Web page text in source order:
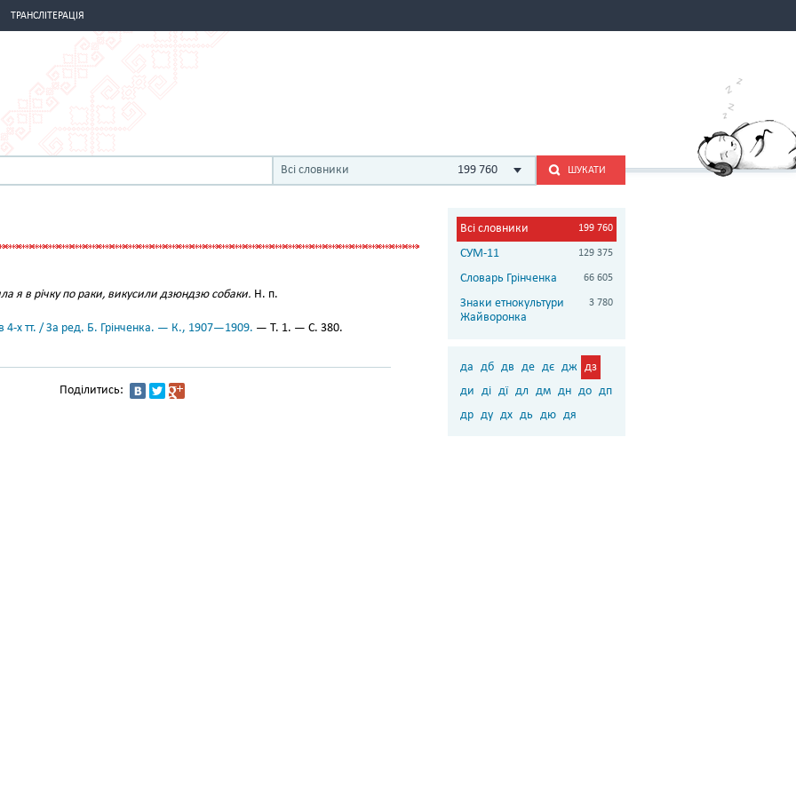
ТРАНСЛІТЕРАЦІЯ
Всі словники 199 760 ШУКАТИ
я в річку по раки, викусили дзюндзю собаки. Н. п.
4-х тт. / За ред. Б. Грінченка. — К., 1907—1909. — Т. 1. — С. 380.
Поділитись:
Всі словники 199 760
СУМ-11 129 375
Словарь Грінченка 66 605
Знаки етнокультури
Жайворонка
3 780
да дб дв де дє дж дз
ди ді дї дл дм дн до дп
др ду дх дь дю дя